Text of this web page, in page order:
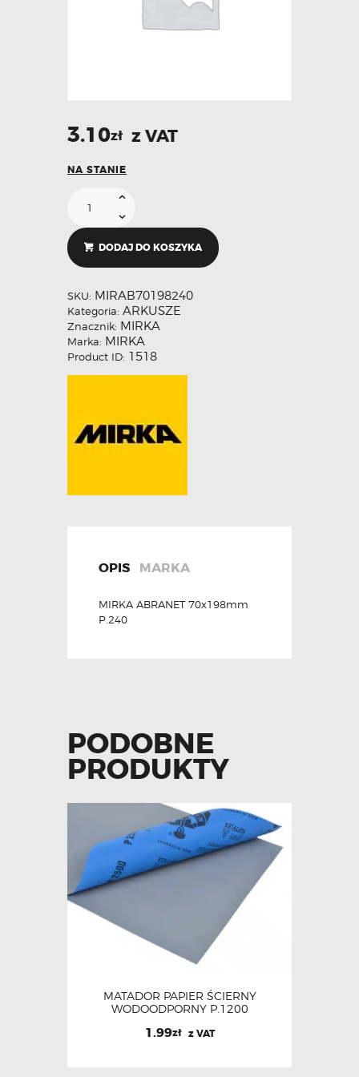
3.10zł z VAT
NA STANIE
DODAJ DO KOSZYKA
SKU: MIRAB70198240
Kategoria: ARKUSZE
Znacznik: MIRKA
Marka: MIRKA
Product ID: 1518
OPIS MARKA
MIRKA ABRANET 70x198mm
P.240
PODOBNE
PRODUKTY
MATADOR PAPIER ŚCIERNY
WODOODPORNY P.1200
1.99zł z VAT